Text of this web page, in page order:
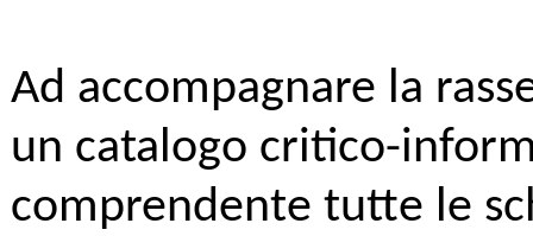
Ad accompagnare la
un catalogo critico-
comprendente tutte le